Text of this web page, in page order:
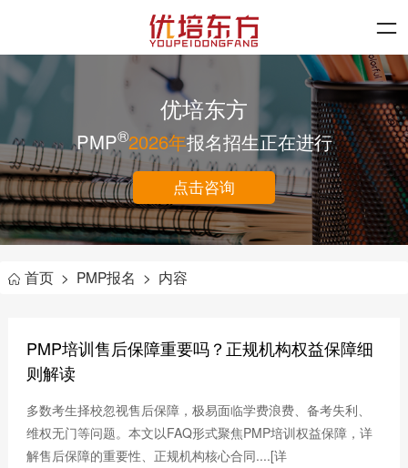
优培东方
PMP®2026年报名招生正在进行
点击咨询
首页 > PMP报名 > 内容
PMP培训售后保障重要吗？正规机构权益保障细
则解读
多数考生择校忽视售后保障，极易面临学费浪费、备考失利、
维权无门等问题。本文以FAQ形式聚焦PMP培训权益保障，详
解售后保障的重要性、正规机构核心合同....[详